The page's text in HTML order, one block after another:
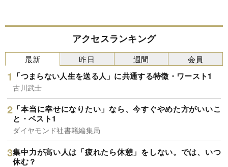
アクセスランキング
最新
「つまらない人生を送る人」に共通する特徴・ワースト1
古川武士
「本当に幸せになりたい」なら、今すぐやめた方がいいこ
と・ベスト1
ダイヤモンド社書籍編集局
集中力が高い人は「疲れたら休憩」をしない。では、いつ
休む？
昨日 週間 会員